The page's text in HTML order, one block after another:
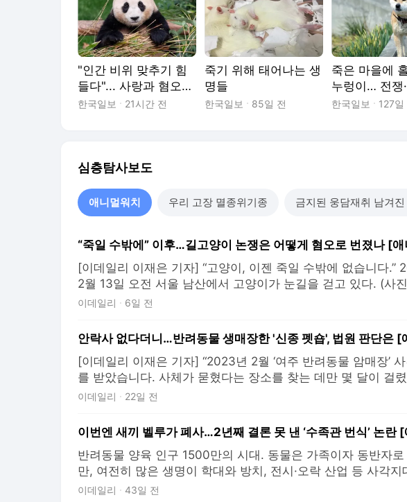
"인간 비위 맞추기 힘
들다"... 사랑과 혐오
사이에 놓인 동물들
한국일보 21시간 전
죽기 위해 태어나는 생
명들
한국일보 85일 전
죽은 마을에
누렁이… 전쟁
동물들을 기록
한국일보 127일
심층탐사보도
애니멀워치 우리 고장 멸종위기종 금지된 웅담재취 남겨
[이데일리 이재은 기자] “고양이, 이젠 죽일 수밖에 없습니다.”
2월 13일 오전 서울 남산에서 고양이가 눈길을 걷고 있다. (사
기자)유튜버 ‘새덕후’의 길고양이 관련 발언이 큰 논쟁으로 번지
계 개편을 주장했고, 이를 담은 국민청원에는 5만명 이상이
이데일리 6일 전
[이데일리 이재은 기자] “2023년 2월 ‘여주 반려동물 암매장’
를 받았습니다. 사체가 묻혔다는 장소를 찾는 데만 몇 달이 걸
이 너무 충격적이라 땅을 팔 때까지만 해도 반신반의했어요. 그
속 발견된 거예요. 라이프에서 확인한 것만 118구였죠.” 2023년
이데일리 22일 전
반려동물 양육 인구 1500만의 시대. 동물은 가족이자 동반자로
만, 여전히 많은 생명이 학대와 방치, 전시·오락 산업 등 사각지
놓여 있습니다. [애니멀워치]는 동물을 둘러싼 사건과 논란, 그
이데일리 43일 전